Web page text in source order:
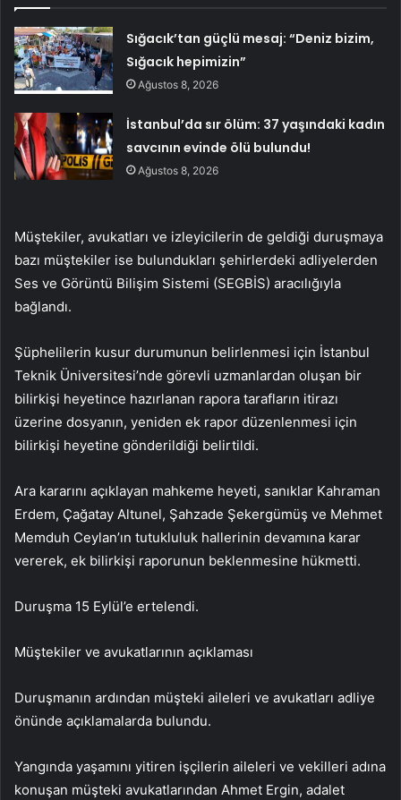
Sığacık’tan güçlü mesaj: “Deniz bizim,
Sığacık hepimizin”
Ağustos 8, 2026
İstanbul’da sır ölüm: 37 yaşındaki kadın
savcının evinde ölü bulundu!
Ağustos 8, 2026
Müştekiler, avukatları ve izleyicilerin de geldiği duruşmaya
bazı müştekiler ise bulundukları şehirlerdeki adliyelerden
Ses ve Görüntü Bilişim Sistemi (SEGBİS) aracılığıyla
bağlandı.
Şüphelilerin kusur durumunun belirlenmesi için İstanbul
Teknik Üniversitesi’nde görevli uzmanlardan oluşan bir
bilirkişi heyetince hazırlanan rapora tarafların itirazı
üzerine dosyanın, yeniden ek rapor düzenlenmesi için
bilirkişi heyetine gönderildiği belirtildi.
Ara kararını açıklayan mahkeme heyeti, sanıklar Kahraman
Erdem, Çağatay Altunel, Şahzade Şekergümüş ve Mehmet
Memduh Ceylan’ın tutukluluk hallerinin devamına karar
vererek, ek bilirkişi raporunun beklenmesine hükmetti.
Duruşma 15 Eylül’e ertelendi.
Müştekiler ve avukatlarının açıklaması
Duruşmanın ardından müşteki aileleri ve avukatları adliye
önünde açıklamalarda bulundu.
Yangında yaşamını yitiren işçilerin aileleri ve vekilleri adına
konuşan müşteki avukatlarından Ahmet Ergin, adalet